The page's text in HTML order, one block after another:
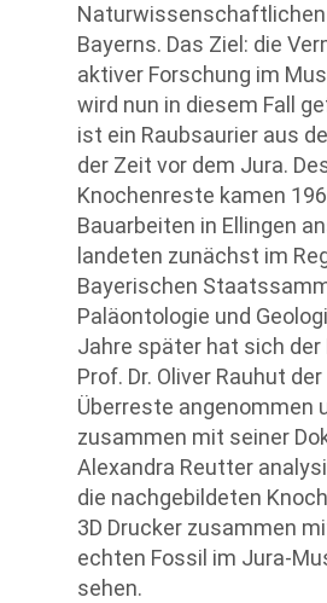
Bayerns. Das Ziel: die
aktiver Forschung im
wird nun in diesem Fall
ist ein Raubsaurier aus
der Zeit vor dem Jura.
Knochenreste kamen
Bauarbeiten in Ellingen
landeten zunächst im
Bayerischen
Paläontologie und
Jahre später hat sich der
Prof. Dr. Oliver Rauhut
Überreste angenommen
zusammen mit seiner
Alexandra Reutter
die nachgebildeten
3D Drucker zusammen
echten Fossil im Jura-
sehen.